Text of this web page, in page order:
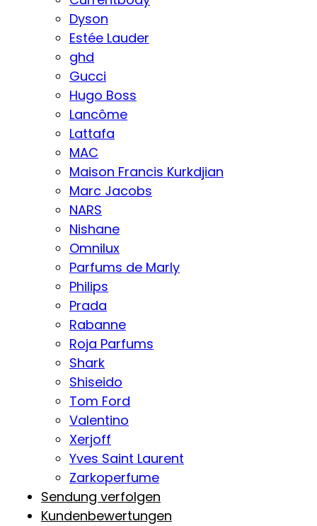
Dyson
Estée Lauder
ghd
Gucci
Hugo Boss
Lancôme
Lattafa
MAC
Maison Francis Kurkdjian
Marc Jacobs
NARS
Nishane
Omnilux
Parfums de Marly
Philips
Prada
Rabanne
Roja Parfums
Shark
Shiseido
Tom Ford
Valentino
Xerjoff
Yves Saint Laurent
Zarkoperfume
Sendung verfolgen
Kundenbewertungen